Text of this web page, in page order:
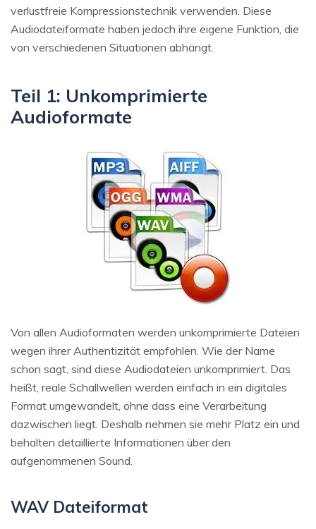
verlustfreie Kompressionstechnik verwenden. Diese
Audiodateiformate haben jedoch ihre eigene Funktion, die
von verschiedenen Situationen abhängt.
Teil 1: Unkomprimierte
Audioformate
Von allen Audioformaten werden unkomprimierte Dateien
wegen ihrer Authentizität empfohlen. Wie der Name
schon sagt, sind diese Audiodateien unkomprimiert. Das
heißt, reale Schallwellen werden einfach in ein digitales
Format umgewandelt, ohne dass eine Verarbeitung
dazwischen liegt. Deshalb nehmen sie mehr Platz ein und
behalten detaillierte Informationen über den
aufgenommenen Sound.
WAV Dateiformat